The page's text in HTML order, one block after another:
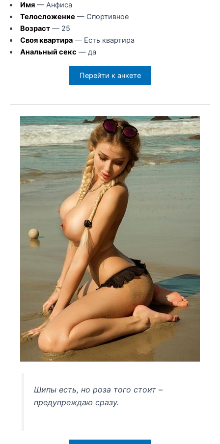
Имя— Анфиса
Телосложение — Спортивное
Возраст— 25
Своя квартира— Есть квартира
Анальный секс — да
Перейти к анкете
Шипы есть, но роза того стоит –
предупреждаю сразу.